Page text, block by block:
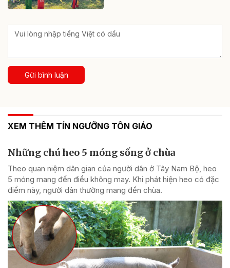
Gửi bình luận
XEM THÊM TÍN NGƯỠNG TÔN GIÁO
Những chú heo 5 móng sống ở chùa
Theo quan niệm dân gian của người dân ở Tây Nam Bộ, heo
5 móng mang đến điều không may. Khi phát hiện heo có đặc
điểm này, người dân thường mang đến chùa.